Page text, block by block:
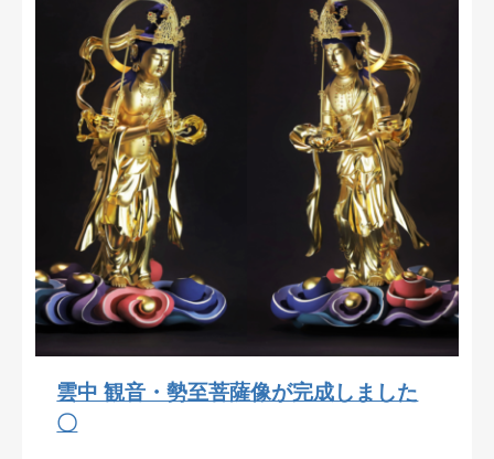
雲中 観音・勢至菩薩像が完成しました
〇